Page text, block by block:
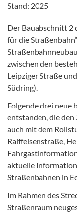
Stand: 2025
Der Bauabschnitt 2
für die
zwischen den
Leipziger Straße
Südring).
Folgende drei neue
entstanden, die den
auch mit dem
Raiffeisenstraße,
aktuelle
Straßenbahnen in
Im Rahmen des
Straßenraum